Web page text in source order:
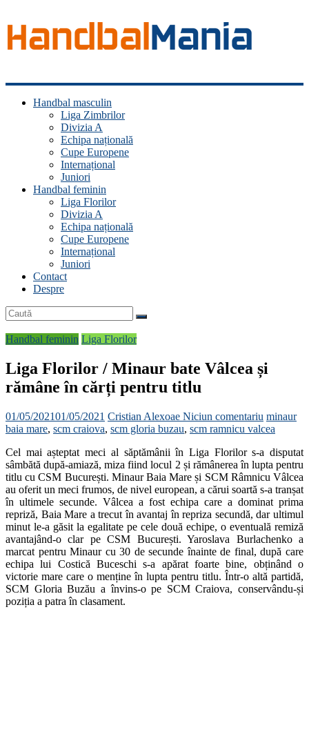
Handbal
ManiaHandbal masculin
Liga Zimbrilor
Divizia A
Echipa națională
Cupe Europene
Internațional
Juniori
Handbal feminin
Liga Florilor
Divizia A
Echipa națională
Cupe Europene
Internațional
Juniori
Contact
Despre
Handbal feminin Liga Florilor
Liga Florilor / Minaur bate Vâlcea și
rămâne în cărți pentru titlu
01/05/202101/05/2021 Cristian Alexoae Niciun comentariu minaur
baia mare, scm craiova, scm gloria buzau, scm ramnicu valcea
Cel mai așteptat meci al săptămânii în Liga Florilor s-a disputat
sâmbătă după-amiază, miza fiind locul 2 și rămânerea în lupta pentru
titlu cu CSM București. Minaur Baia Mare și SCM Râmnicu Vâlcea
au oferit un meci frumos, de nivel european, a cărui soartă s-a tranșat
în ultimele secunde. Vâlcea a fost echipa care a dominat prima
repriză, Baia Mare a trecut în avantaj în repriza secundă, dar ultimul
minut le-a găsit la egalitate pe cele două echipe, o eventuală remiză
avantajând-o clar pe CSM București. Yaroslava Burlachenko a
marcat pentru Minaur cu 30 de secunde înainte de final, după care
echipa lui Costică Buceschi s-a apărat foarte bine, obținând o
victorie mare care o menține în lupta pentru titlu. Într-o altă partidă,
SCM Gloria Buzău a învins-o pe SCM Craiova, conservându-și
poziția a patra în clasament.